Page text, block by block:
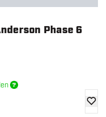
Phase 6
Zur